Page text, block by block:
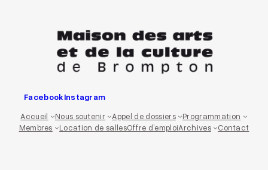
FacebookInstagram
Accueil
Nous soutenir Appel de dossiers
Programmation
Membres
Location de sallesOffre d’emploiArchives Contact